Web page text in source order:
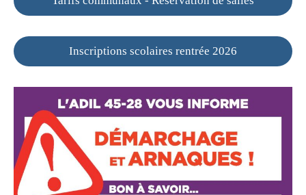
Inscriptions scolaires rentrée 2026